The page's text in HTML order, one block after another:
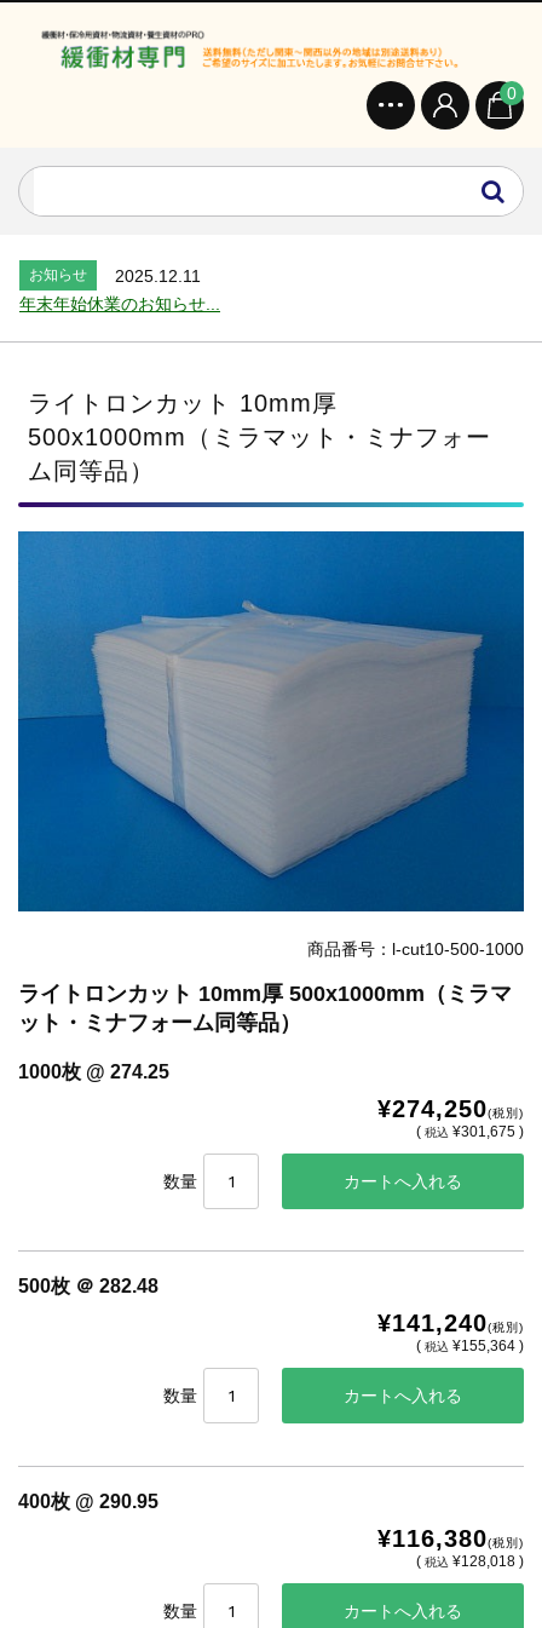
0
オンラインショップを開設いたしました。...
お知らせ
2026.7.24
お知らせ
2025.12.11
年末年始休業のお知らせ...
お知らせ
2024.2.27
全国へ確実・迅速に納品...
お知らせ
2024.2.27
オンラインショップを開設いたしました。...
お知らせ
2026.7.24
2026年 夏季休業のお知らせ...
2025.8.4
夏季休業のお知らせ...
2024.2.27
全国へ確実・迅速に納品...
2024.2.27
オンラインショップを開設いたしました。...
ライトロンカット 10mm厚
500x1000mm（ミラマット・ミナフォー
ム同等品）
商品番号：l-cut10-500-1000
ライトロンカット 10mm厚 500x1000mm（ミラマ
ット・ミナフォーム同等品）
1000枚 @ 274.25
¥274,250(税別)
(税込 ¥301,675 )
数量
500枚 ＠ 282.48
¥141,240(税別)
(税込 ¥155,364 )
数量
400枚 @ 290.95
¥116,380(税別)
(税込 ¥128,018 )
数量